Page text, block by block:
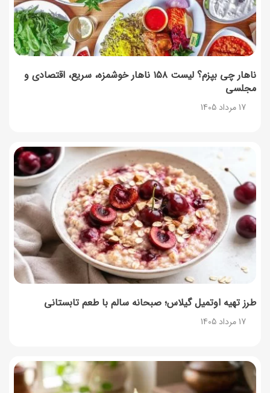
ناهار چی بپزم؟ لیست ۱۵۸ ناهار خوشمزه، سریع، اقتصادی و
مجلسی
17 مرداد 1405
طرز تهیه اوتمیل گیلاس؛ صبحانه سالم با طعم تابستانی
17 مرداد 1405
17 مرداد 1405
روش‌های استعلام کالابرگ (فعال بودن و موجودی)
17 مرداد 1405
نحوه دریافت رمز خرید کالابرگ برای خرید آنلاین (رمز
یکبارمصرف کالابرگ)
17 مرداد 1405
طرز تهیه مارمالاد انجیر خوشرنگ+ نکات شکرک نزدن
16 مرداد 1405